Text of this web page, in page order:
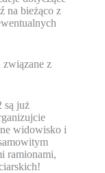
na bieżąco z
związane z
są już
widowisko i
ramionami,